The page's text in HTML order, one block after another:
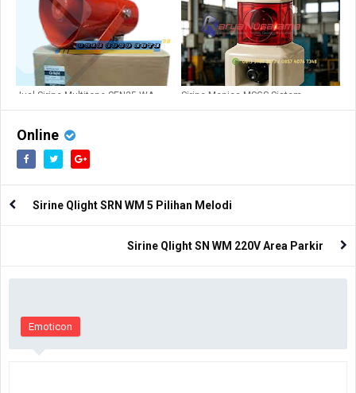
Jual Sirine Multitone SEN25 WA
Sirine Menics MSGS Sistem
Online
Sirine Qlight SRN WM 5 Pilihan Melodi
Sirine Qlight SN WM 220V Area Parkir
Emoticon